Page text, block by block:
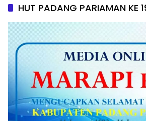
HUT PADANG PARIAMAN KE